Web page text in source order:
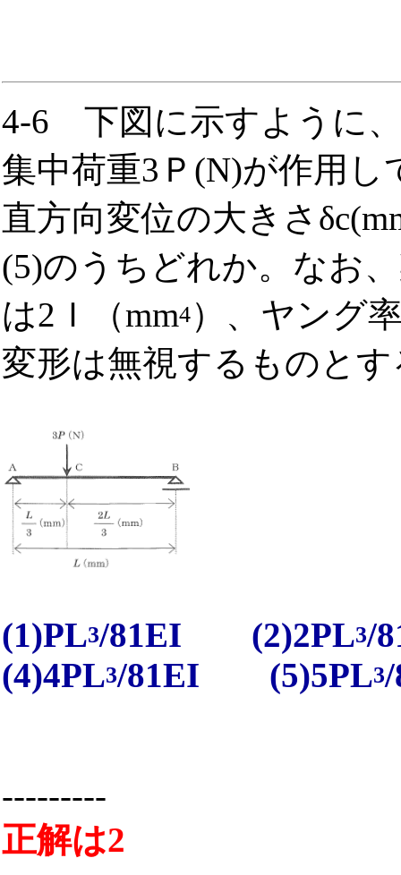
4-6 下図に示すように
集中荷重3Ｐ(N)が作用
直方向変位の大きさ
(5)のうちどれか。なお
は2Ｉ（mm4 ）、ヤング
変形は無視するものとす
(1)PL3/81EI (2)2PL3/
(4)4PL3/81EI (5)5PL3
---------
正解は2